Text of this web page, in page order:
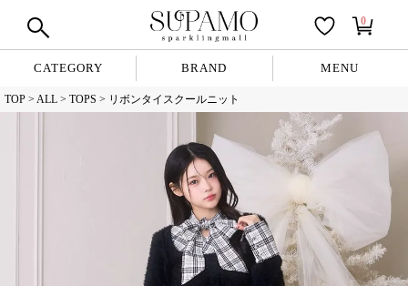
0
CATEGORY BRAND MENU
TOP ALL TOPS リボンタイスクールニット